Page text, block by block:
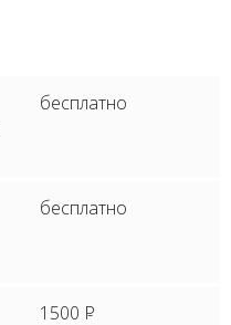
бесплатно
бесплатно
1500 P